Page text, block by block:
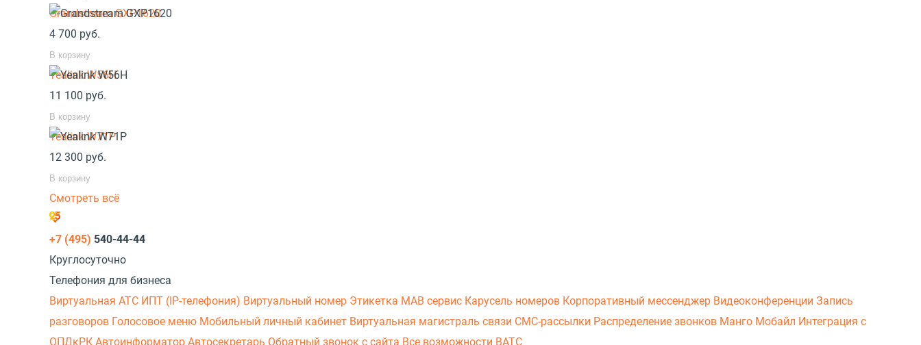
Grandstream GXP1620
4 700 руб.
В корзину
Yealink W56H
11 100 руб.
В корзину
Yealink W71P
12 300 руб.
В корзину
Смотреть всё
+7 (495) 540-44-44
Круглосуточно
Телефония для бизнеса
Виртуальная АТС ИПТ (IP-телефония) Виртуальный номер Этикетка МАВ сервис Карусель номеров Корпоративный мессенджер Видеоконференции Запись
разговоров Голосовое меню Мобильный личный кабинет Виртуальная магистраль связи СМС-рассылки Распределение звонков Манго Мобайл Интеграция с
ОПДкРК Автоинформатор Автосекретарь Обратный звонок с сайта Все возможности ВАТС